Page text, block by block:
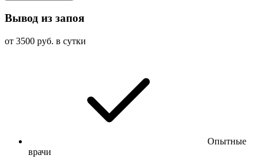
Вывод из запоя
от 3500 руб. в сутки
Опытные
врачи